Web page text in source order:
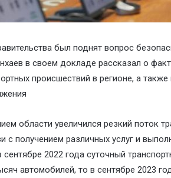
был поднят вопрос
в своем докладе рассказал о
происшествий в регионе, а
области увеличился резкий поток
с получением различных услуг и
сентябре 2022 года суточный
автомобилей, то в сентябре 2023